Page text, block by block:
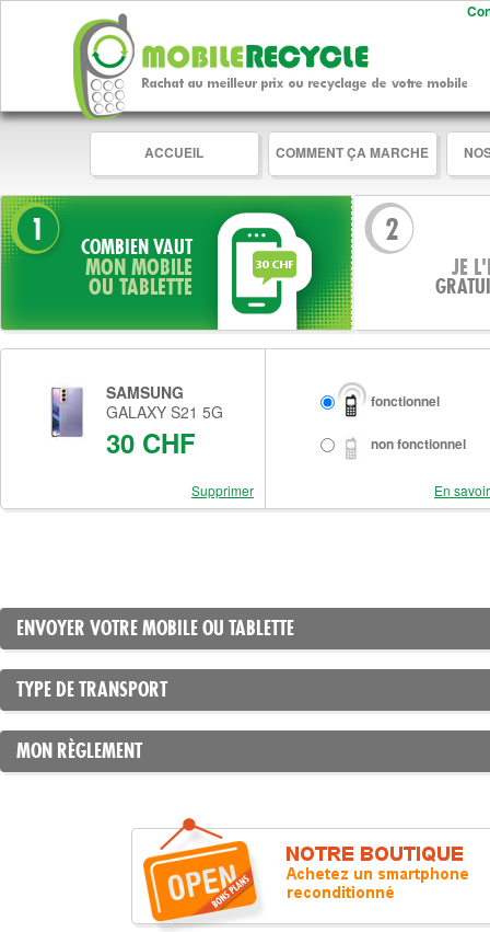
ACCUEIL COMMENT ÇA MARCHE
1 COMBIEN VAUT
MON MOBILE
OU TABLETTE
2
JE
SAMSUNG
GALAXY S21 5G
30 CHF
Supprimer
fonctionnel
non fonctionnel
En
ENVOYER VOTRE MOBILE OU TABLETTE
TYPE DE TRANSPORT
MON RÈGLEMENT